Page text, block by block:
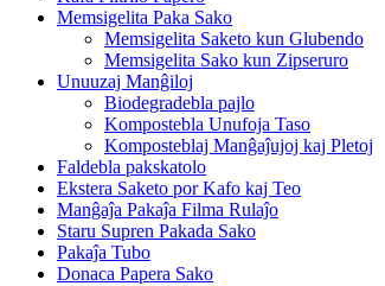
Memsigelita Paka Sako
Memsigelita Saketo kun Glubendo
Memsigelita Sako kun Zipseruro
Unuuzaj Manĝiloj
Biodegradebla pajlo
Kompostebla Unufoja Taso
Komposteblaj Manĝaĵujoj kaj Pletoj
Faldebla pakskatolo
Ekstera Saketo por Kafo kaj Teo
Manĝaĵa Pakaĵa Filma Rulaĵo
Staru Supren Pakada Sako
Pakaĵa Tubo
Donaca Papera Sako